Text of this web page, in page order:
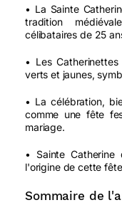
• La Sainte
tradition
célibataires de 25
• Les
verts et jaunes,
• La célébration,
comme une fête
mariage.
• Sainte
l'origine de cette
Sommaire de